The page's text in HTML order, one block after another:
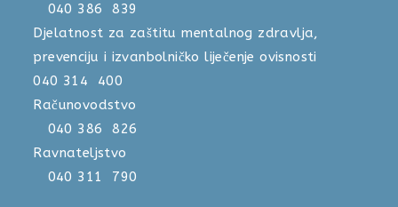
040 386 839
Djelatnost za zaštitu mentalnog zdravlja,
prevenciju i izvanbolničko liječenje ovisnosti
040 314 400
Računovodstvo
040 386 826
Ravnateljstvo
040 311 790